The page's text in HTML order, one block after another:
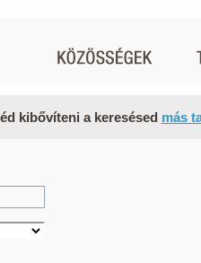
kibővíteni a keresésed más